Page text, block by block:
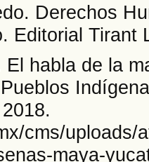
Derechos
Editorial Tirant
El habla de la
cms/uploads/
maya-